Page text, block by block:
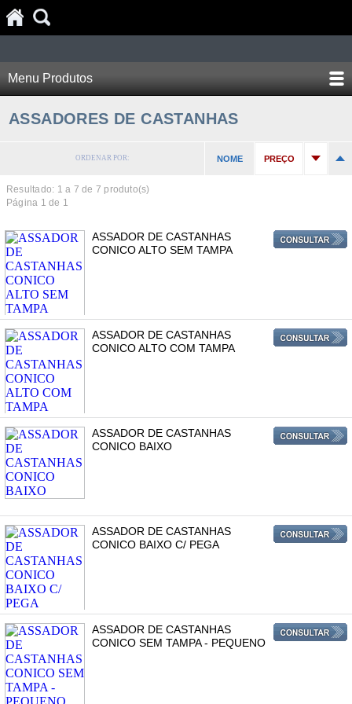
Menu Produtos
ASSADORES DE CASTANHAS
ORDENAR POR: NOME PREÇO
Resultado: 1 a 7 de 7 produto(s)
Página 1 de 1
ASSADOR DE CASTANHAS
CONICO ALTO SEM TAMPA
ASSADOR DE CASTANHAS
CONICO ALTO COM TAMPA
ASSADOR DE CASTANHAS
CONICO BAIXO
ASSADOR DE CASTANHAS
CONICO BAIXO C/ PEGA
ASSADOR DE CASTANHAS
CONICO SEM TAMPA - PEQUENO